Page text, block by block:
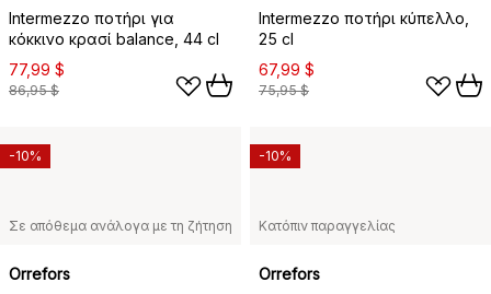
Intermezzo ποτήρι για
κόκκινο κρασί balance, 44 cl
77,99 $
86,95 $
Intermezzo ποτήρι κύπελλο,
25 cl
67,99 $
75,95 $
Σε απόθεμα ανάλογα με τη ζήτηση
Orrefors
-10%
Κατόπιν παραγγελίας
Orrefors
-10%